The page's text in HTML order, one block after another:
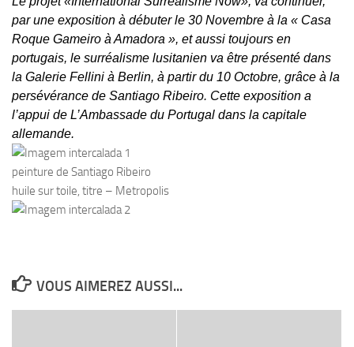
par une exposition à débuter le 30 Novembre à la « Casa
Roque Gameiro à Amadora », et aussi toujours en
portugais, le surréalisme lusitanien va être présenté dans
la Galerie Fellini à Berlin, à partir du 10 Octobre, grâce à la
persévérance de Santiago Ribeiro. Cette exposition a
l’appui de L’Ambassade du Portugal dans la capitale
allemande.
peinture de Santiago Ribeiro
huile sur toile, titre – Metropolis
VOUS AIMEREZ AUSSI...